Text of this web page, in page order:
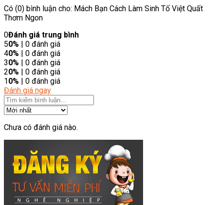
Có (0) bình luận cho: Mách Bạn Cách Làm Sinh Tố Việt Quất
Thơm Ngon
0Đánh giá trung bình
50% | 0 đánh giá
40% | 0 đánh giá
30% | 0 đánh giá
20% | 0 đánh giá
1 0% | 0 đánh giá
Đánh giá ngay
Chưa có đánh giá nào.